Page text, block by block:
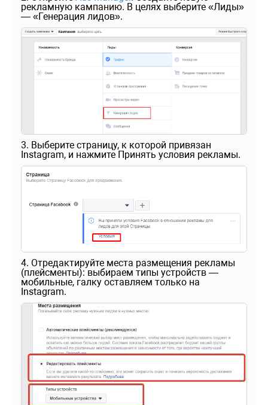
рекламную кампанию. В целях выберите «Лиды»
— «Генерация лидов».
3. Выберите страницу, к которой привязан
Instagram, и нажмите Принять условия рекламы.
4. Отредактируйте места размещения рекламы
(плейсменты): выбираем типы устройств —
мобильные, галку оставляем только на
Instagram.